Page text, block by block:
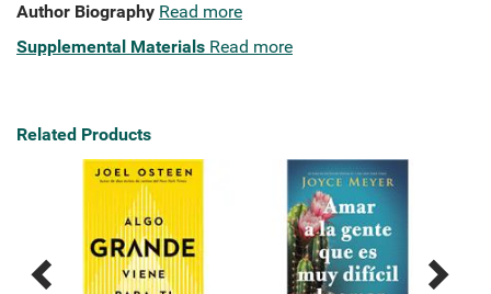
Author Biography Read more
Supplemental Materials Read more
Related Products
Previous
Next